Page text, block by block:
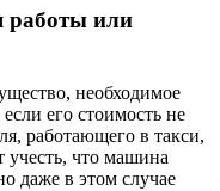
работы или
необходимое
его стоимость не
работающего в такси,
учесть, что машина
даже в этом случае